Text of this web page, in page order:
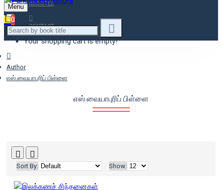
REGISTER
CONTACT
Menu
0
Your shopping cart is empty!
Author
எஸ்.வையாபுரிப் பிள்ளை
எஸ்.வையாபுரிப் பிள்ளை
Sort By: Show: